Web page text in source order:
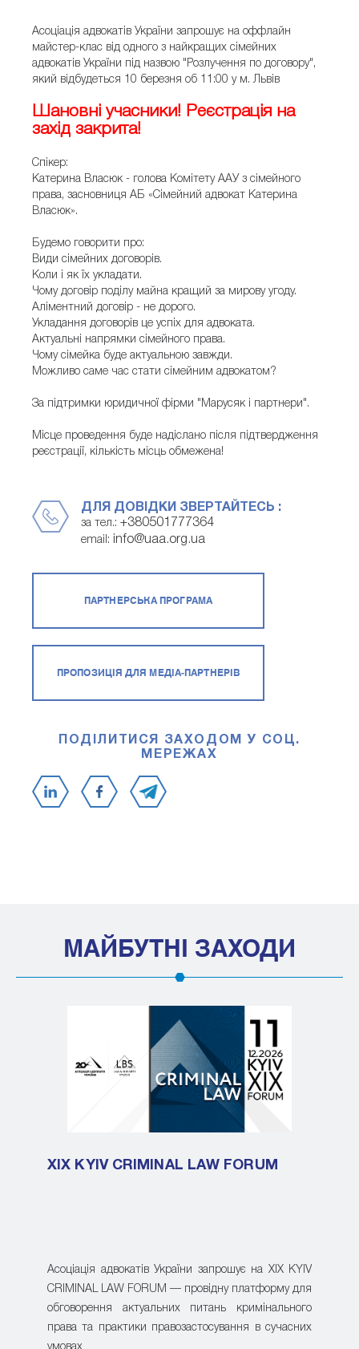
Асоціація адвокатів України запрошує на оффлайн
майстер-клас від одного з найкращих сімейних
адвокатів України під назвою "Розлучення по договору",
який відбудеться 10 березня об 11:00 у м. Львів
Шановні учасники! Реєстрація на
захід закрита!
Спікер:
Катерина Власюк - голова Комітету ААУ з сімейного
права, засновниця АБ «Сімейний адвокат Катерина
Власюк».
Будемо говорити про:
Види сімейних договорів.
Коли і як їх укладати.
Чому договір поділу майна кращий за мирову угоду.
Аліментний договір - не дорого.
Укладання договорів це успіх для адвоката.
Актуальні напрямки сімейного права.
Чому сімейка буде актуальною завжди.
Можливо саме час стати сімейним адвокатом?
За підтримки юридичної фірми "Марусяк і партнери".
Місце проведення буде надіслано після підтвердження
реєстрації, кількість місць обмежена!
ДЛЯ ДОВІДКИ ЗВЕРТАЙТЕСЬ :
за тел.: +380501777364
email: info@uaa.org.ua
ПАРТНЕРСЬКА ПРОГРАМА
ПРОПОЗИЦІЯ ДЛЯ МЕДІА-ПАРТНЕРІВ
ПОДІЛИТИСЯ ЗАХОДОМ У СОЦ.
МЕРЕЖАХ
МАЙБУТНІ ЗАХОДИ
XIX KYIV CRIMINAL LAW FORUM
Асоціація адвокатів України запрошує на XIX KYIV
CRIMINAL LAW FORUM — провідну платформу для
обговорення актуальних питань кримінального
права та практики правозастосування в сучасних
умовах